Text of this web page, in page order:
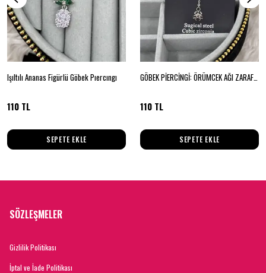
Işıltılı Ananas Figürlü Göbek Pıercıngı
110 TL
SEPETE EKLE
GÖBEK PİERCİNGİ: ÖRÜMCEK AĞI ZARAFETİ
110 TL
SEPETE EKLE
SÖZLEŞMELER
Gizlilik Politikası
İptal ve İade Politikası